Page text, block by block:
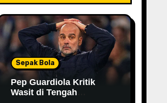
Sepak Bola
Pep Guardiola Kritik
Wasit di Tengah